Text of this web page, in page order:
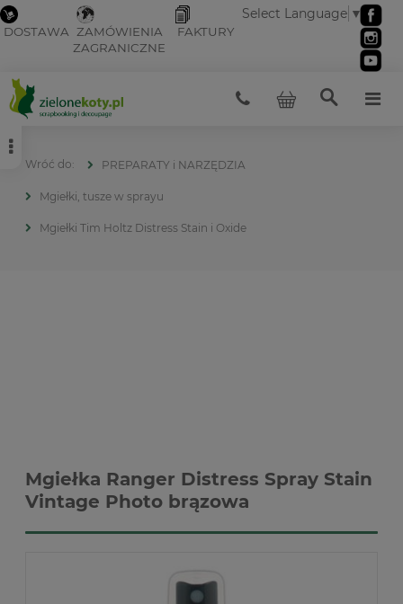
DOSTAWA ZAMÓWIENIA
ZAGRANICZNE
FAKTURY
Select Language ▼
PREPARATY i NARZĘDZIA
Mgiełki, tusze w sprayu
Mgiełki Tim Holtz Distress Stain i Oxide
Mgiełka Ranger Distress Spray Stain
Vintage Photo brązowa